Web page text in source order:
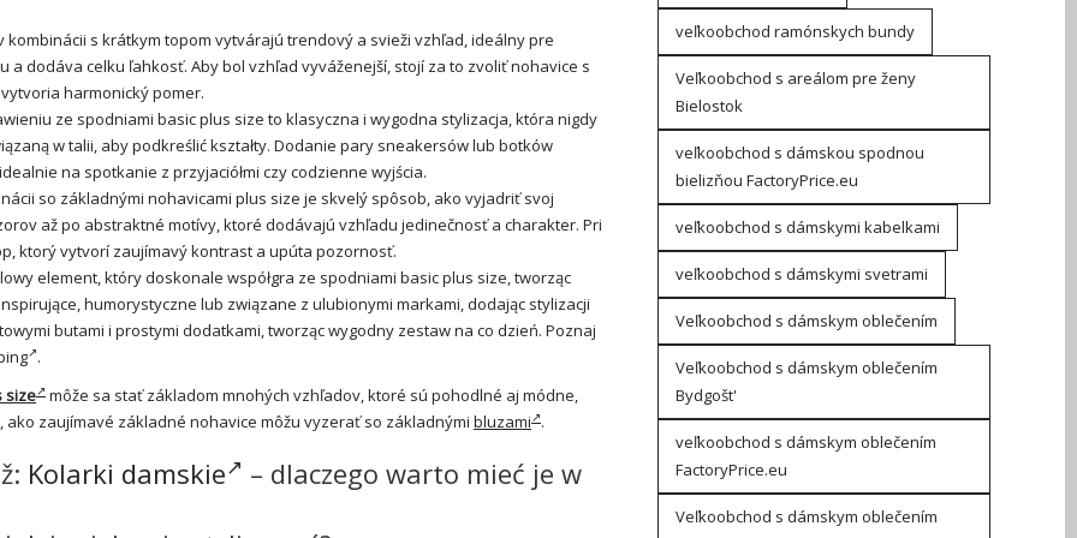
kombinácii s krátkym topom vytvárajú trendový a svieži vzhľad, ideálny pre
dodáva celku ľahkosť. Aby bol vzhľad vyváženejší, stojí za to zvoliť nohavice s
harmonický pomer.
ze spodniami basic plus size to klasyczna i wygodna stylizacja, która nigdy
w talii, aby podkreślić kształty. Dodanie pary sneakersów lub botków
na spotkanie z przyjaciółmi czy codzienne wyjścia.
so základnými nohavicami plus size je skvelý spôsob, ako vyjadriť svoj
až po abstraktné motívy, ktoré dodávajú vzhľadu jedinečnosť a charakter. Pri
ktorý vytvorí zaujímavý kontrast a upúta pozornosť.
element, który doskonale współgra ze spodniami basic plus size, tworząc
humorystyczne lub związane z ulubionymi markami, dodając stylizacji
butami i prostymi dodatkami, tworząc wygodny zestaw na co dzień. Poznaj
.
size
môže sa stať základom mnohých vzhľadov, ktoré sú pohodlné aj módne,
zaujímavé základné nohavice môžu vyzerať so základnými bluzami .
Kolarki damskie
– dlaczego warto mieć je w
veľkoobchod ramónskych bundy
Veľkoobchod s areálom pre ženy
Bielostok
veľkoobchod s dámskou spodnou
bielizňou FactoryPrice.eu
veľkoobchod s dámskymi kabelkami
veľkoobchod s dámskymi svetrami
Veľkoobchod s dámskym oblečením
Veľkoobchod s dámskym oblečením
Bydgošt'
veľkoobchod s dámskym oblečením
FactoryPrice.eu
Veľkoobchod s dámskym oblečením